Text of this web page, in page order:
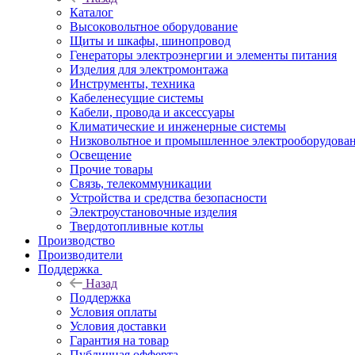
Каталог
Высоковольтное оборудование
Щиты и шкафы, шинопровод
Генераторы электроэнергии и элементы питания
Изделия для электромонтажа
Инструменты, техника
Кабеленесущие системы
Кабели, провода и аксессуары
Климатические и инженерные системы
Низковольтное и промышленное
Освещение
Прочие товары
Связь, телекоммуникации
Устройства и средства безопасности
Электроустановочные изделия
Твердотопливные котлы
Производство
Производители
Поддержка
Назад
Поддержка
Условия оплаты
Условия доставки
Гарантия на товар